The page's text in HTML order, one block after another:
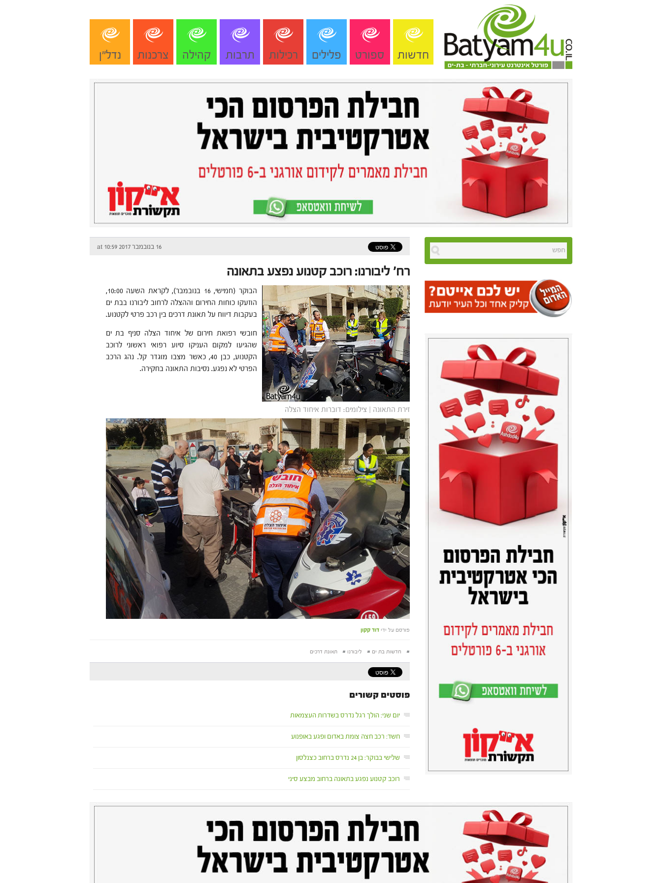
חדשות ספורט פלילים רכילות תרבות קהילה צרכנות נדל"ן
16 בנובמבר 2017 at 10:59
רח' ליבורנו: רוכב קטנוע נפצע בתאונה
זירת התאונה | צילומים: דוברות איחוד הצלה
הבוקר (חמישי, 16 בנובמבר), לקראת השעה 10:00,
הוזעקו כוחות החירום וההצלה לרחוב ליבורנו בבת ים
בעקבות דיווח על תאונת דרכים בין רכב פרטי לקטנוע.
חובשי רפואת חירום של איחוד הצלה סניף בת ים
שהגיעו למקום העניקו סיוע רפואי ראשוני לרוכב
הקטנוע, כבן 40, כאשר מצבו מוגדר קל. נהג הרכב
הפרטי לא נפגע. נסיבות התאונה בחקירה.
פורסם על ידי דוד קקון
# חדשות בת ים # ליבורנו # תאונת דרכים
פוסטים קשורים
יום שני: הולך רגל נדרס בשדרות העצמאות
חשד: רכב חצה צומת באדום ופגע באופנוע
שלישי בבוקר: בן 24 נדרס ברחוב כצנלסון
רוכב קטנוע נפגע בתאונה ברחוב מבצע סיני